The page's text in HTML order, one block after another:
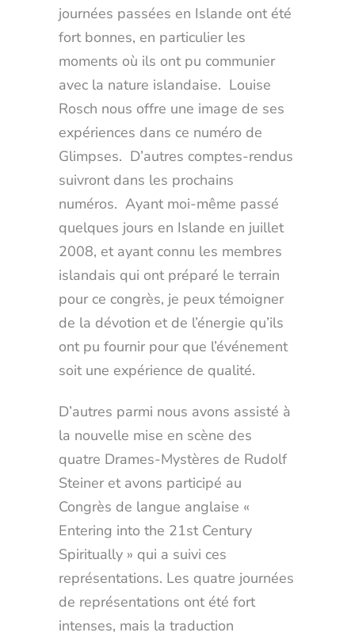
journées passées en Islande ont été
fort bonnes, en particulier les
moments où ils ont pu communier
avec la nature islandaise. Louise
Rosch nous offre une image de ses
expériences dans ce numéro de
Glimpses. D’autres comptes-rendus
suivront dans les prochains
numéros. Ayant moi-même passé
quelques jours en Islande en juillet
2008, et ayant connu les membres
islandais qui ont préparé le terrain
pour ce congrès, je peux témoigner
de la dévotion et de l’énergie qu’ils
ont pu fournir pour que l’événement
soit une expérience de qualité.
D’autres parmi nous avons assisté à
la nouvelle mise en scène des
quatre Drames-Mystères de Rudolf
Steiner et avons participé au
Congrès de langue anglaise «
Entering into the 21st Century
Spiritually » qui a suivi ces
représentations. Les quatre journées
de représentations ont été fort
intenses, mais la traduction